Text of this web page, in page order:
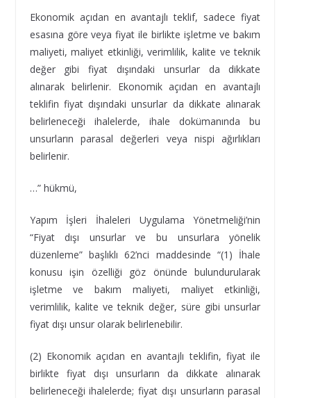
Ekonomik açıdan en avantajlı teklif, sadece fiyat
esasına göre veya fiyat ile birlikte işletme ve bakım
maliyeti, maliyet etkinliği, verimlilik, kalite ve teknik
değer gibi fiyat dışındaki unsurlar da dikkate
alınarak belirlenir. Ekonomik açıdan en avantajlı
teklifin fiyat dışındaki unsurlar da dikkate alınarak
belirleneceği ihalelerde, ihale dokümanında bu
unsurların parasal değerleri veya nispi ağırlıkları
belirlenir.
…” hükmü,
Yapım İşleri İhaleleri Uygulama Yönetmeliği’nin
“Fiyat dışı unsurlar ve bu unsurlara yönelik
düzenleme” başlıklı 62’nci maddesinde “(1) İhale
konusu işin özelliği göz önünde bulundurularak
işletme ve bakım maliyeti, maliyet etkinliği,
verimlilik, kalite ve teknik değer, süre gibi unsurlar
fiyat dışı unsur olarak belirlenebilir.
(2) Ekonomik açıdan en avantajlı teklifin, fiyat ile
birlikte fiyat dışı unsurların da dikkate alınarak
belirleneceği ihalelerde; fiyat dışı unsurların parasal